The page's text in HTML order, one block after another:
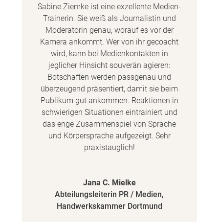
Sabine Ziemke ist eine exzellente Medien-
Trainerin. Sie weiß als Journalistin und
Moderatorin genau, worauf es vor der
Kamera ankommt. Wer von ihr gecoacht
wird, kann bei Medienkontakten in
jeglicher Hinsicht souverän agieren:
Botschaften werden passgenau und
überzeugend präsentiert, damit sie beim
Publikum gut ankommen. Reaktionen in
schwierigen Situationen eintrainiert und
das enge Zusammenspiel von Sprache
und Körpersprache aufgezeigt. Sehr
praxistauglich!
Jana C. Mielke
Abteilungsleiterin PR / Medien,
Handwerkskammer Dortmund